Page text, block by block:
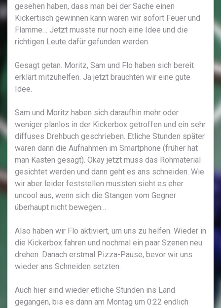
gesehen haben, dass man bei der Sache einen
Kickertisch gewinnen kann waren wir sofort Feuer und
Flamme… Jetzt musste nur noch eine Idee und die
richtigen Leute dafür gefunden werden.
Gesagt getan. Moritz, Sam und Flo haben sich bereit
erklärt mitzuhelfen. Ja jetzt brauchten wir eine gute
Idee.
Sam und Moritz haben sich daraufhin mehr oder
weniger planlos in der Kickerbox getroffen und ein sehr
diffuses Drehbuch geschrieben. Etliche Stunden später
waren dann die Aufnahmen im Smartphone (früher hat
man Kasten gesagt). Okay jetzt muss das Rohmaterial
gesichtet werden und dann geht es ans schneiden. Wie
wir aber leider feststellen mussten sieht es eher
uncool aus, wenn sich die Stangen vom Gegner
überhaupt nicht bewegen…
Also haben wir Flo aktiviert, um uns zu helfen. Wieder in
die Kickerbox fahren und nochmal ein paar Szenen neu
drehen. Danach erstmal Pizza-Pause, bevor wir uns
wieder ans Schneiden setzten.
Auch hier sind wieder etliche Stunden ins Land
gegangen, bis es dann am Montag um 0:22 endlich